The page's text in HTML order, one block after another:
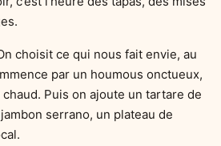
choisit ce qui nous fait envie, au
par un houmous onctueux,
Puis on ajoute un tartare de
serrano, un plateau de